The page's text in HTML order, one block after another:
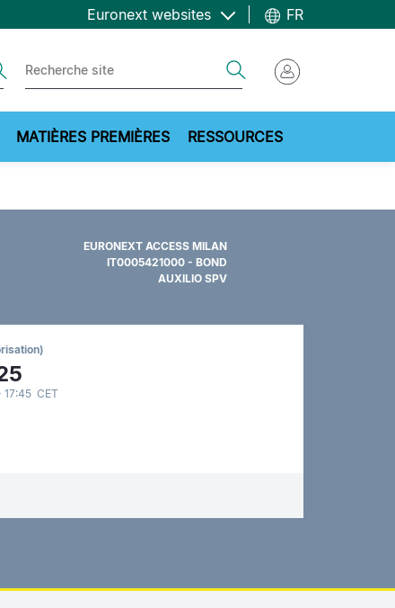
Euronext websites FR
MATIÈRES PREMIÈRES RESSOURCES
EURONEXT ACCESS MILAN
IT0005421000 - BOND
AUXILIO SPV
CET